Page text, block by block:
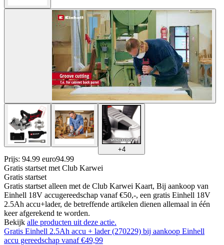
+4
Prijs: 94.99 euro94.99
Gratis startset met Club Karwei
Gratis startset
Gratis startset alleen met de Club Karwei Kaart, Bij aankoop van
Einhell 18V accugereedschap vanaf €50,-, een gratis Einhell 18V
2.5Ah accu+lader, de betreffende artikelen dienen allemaal in één
keer afgerekend te worden.
Bekijk alle producten uit deze actie.
Gratis Einhell 2.5Ah accu + lader (270229) bij aankoop Einhell
accu gereedschap vanaf €49,99